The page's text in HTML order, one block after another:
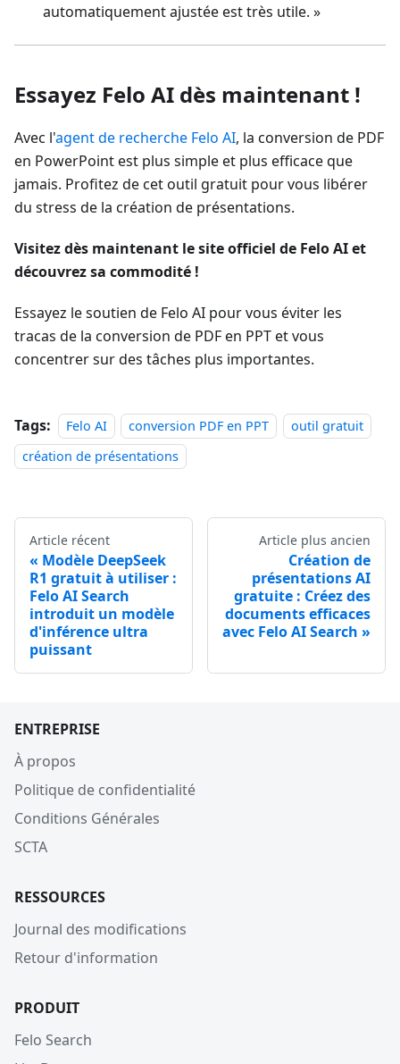
automatiquement ajustée est très utile. »
Essayez Felo AI dès maintenant !
Avec l'agent de recherche Felo AI, la conversion de PDF
en PowerPoint est plus simple et plus efficace que
jamais. Profitez de cet outil gratuit pour vous libérer
du stress de la création de présentations.
Visitez dès maintenant le site officiel de Felo AI et
découvrez sa commodité !
Essayez le soutien de Felo AI pour vous éviter les
tracas de la conversion de PDF en PPT et vous
concentrer sur des tâches plus importantes.
Tags: Felo AI conversion PDF en PPT
outil gratuit
création de présentations
Article récent
Modèle DeepSeek
R1 gratuit à utiliser :
Felo AI Search
introduit un modèle
d'inférence ultra
puissant
Article plus ancien
Création de
présentations AI
gratuite : Créez des
documents efficaces
avec Felo AI Search
ENTREPRISE
À propos
Politique de confidentialité
Conditions Générales
SCTA
RESSOURCES
Journal des modifications
Retour d'information
PRODUIT
Felo Search